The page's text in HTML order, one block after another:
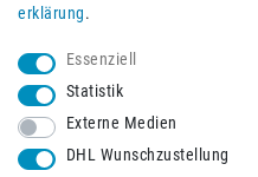
erklärung.
Essenziell
Statistik
Externe Medien
DHL Wunschzustellung